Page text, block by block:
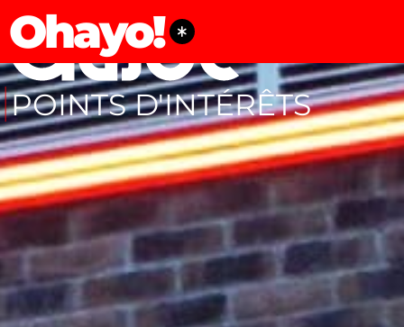
Ohayo!
POINTS D'INTÉRÊTS